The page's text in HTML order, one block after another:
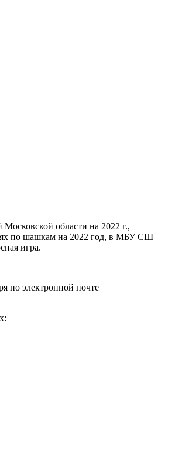
области на 2022 г.,
по шашкам на 2022 год, в МБУ СШ
игра.
по электронной почте